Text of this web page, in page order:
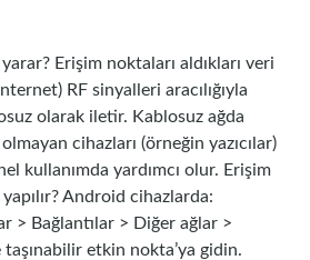
Erişim noktaları aldıkları veri
RF sinyalleri aracılığıyla
olarak iletir. Kablosuz ağda
cihazları (örneğin yazıcılar)
kullanımda yardımcı olur. Erişim
yapılır? Android cihazlarda:
> Bağlantılar > Diğer ağlar >
taşınabilir etkin nokta’ya gidin.